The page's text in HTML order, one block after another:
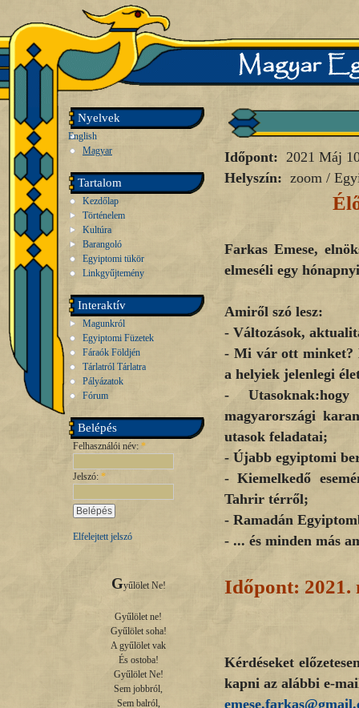
Nyelvek
English
Magyar
Tartalom
Kezdőlap
Történelem
Kultúra
Barangoló
Egyiptomi tükör
Linkgyűjtemény
Interaktív
Magunkról
Egyiptomi Füzetek
Fáraók Földjén
Tárlatról Tárlatra
Pályázatok
Fórum
Belépés
Felhasználói név: *
Jelszó: *
Elfelejtett jelszó
Gyűlölet Ne!
Gyűlölet ne!
Gyűlölet soha!
A gyűlölet vak
És ostoba!
Gyűlölet Ne!
Sem jobbról,
Sem balról,
Időpont: 2021 Máj
Helyszín: zoom /
Farkas Emese,
elmeséli egy
Amiről szó lesz:
- Változások,
- Mi vár ott minket?
a helyiek jelenlegi
-
magyarországi
utasok feladatai;
- Újabb egyiptomi
- Kiemelkedő
Tahrir térről;
- Ramadán
- ... és minden más
Időpont: 2021.
Kérdéseket
kapni az alábbi e-